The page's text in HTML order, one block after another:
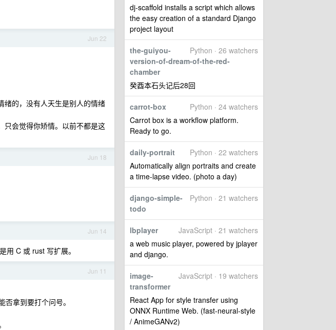
dj-scaffold installs a script which allows
the easy creation of a standard Django
project layout
Python · 26 watchers
the-guiyou-
version-of-dream-of-the-red-
chamber
癸酉本石头记后28回
Python · 24 watchers
carrot-box
Carrot box is a workflow platform.
Ready to go.
Python · 22 watchers
daily-portrait
Automatically align portraits and create
a time-lapse video. (photo a day)
Python · 21 watchers
django-simple-
todo
JavaScript · 21 watchers
lbplayer
a web music player, powered by jplayer
and django.
JavaScript · 19 watchers
image-
transformer
React App for style transfer using
ONNX Runtime Web. (fast-neural-style
/ AnimeGANv2)
Jun 22
绪的，没有人天生是别人的情绪
只会觉得你矫情。以前不都是这
Jun 18
Jun 14
C 或 rust 写扩展。
Jun 11
拿到要打个问号。